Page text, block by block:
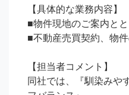
【具体的な業務内容】
■物件現地のご案内と
■不動産売買契約、物
【担当者コメント】
同社では、『馴染みや